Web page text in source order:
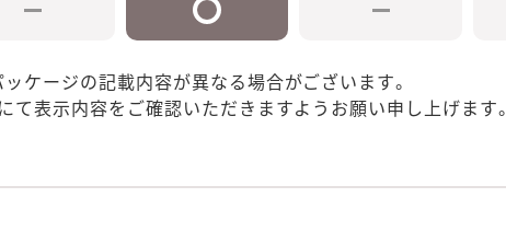
ケージの記載内容が異なる場合がございます。
て表示内容をご確認いただきますようお願い申し上げます。